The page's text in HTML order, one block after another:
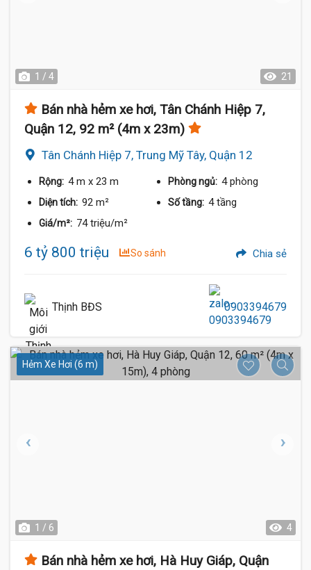
1 / 4 21
Bán nhà hẻm xe hơi, Tân Chánh Hiệp 7,
Quận 12, 92 m² (4m x 23m)
Tân Chánh Hiệp 7, Trung Mỹ Tây, Quận 12
Rộng: 4 m x 23 m Phòng ngủ: 4 phòng
Diện tích: 92 m² Số tầng: 4 tầng
Giá/m²: 74 triệu/m²
6 tỷ 800 triệu So sánh Chia sẻ
Thịnh BĐS 0903394679
Hẻm Xe Hơi (6 m)
1 / 6 4
Bán nhà hẻm xe hơi, Hà Huy Giáp, Quận